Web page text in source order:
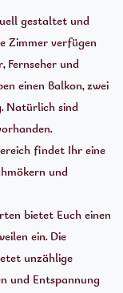
gestaltet und
Zimmer verfügen
Fernseher und
einen Balkon, zwei
Natürlich sind
findet Ihr eine
und
bietet Euch einen
ein. Die
unzählige
und Entspannung